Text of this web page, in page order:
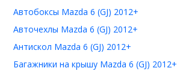
Автобоксы Mazda 6 (GJ) 2012+
Авточехлы Mazda 6 (GJ) 2012+
Антискол Mazda 6 (GJ) 2012+
Багажники на крышу Mazda 6 (GJ) 2012+